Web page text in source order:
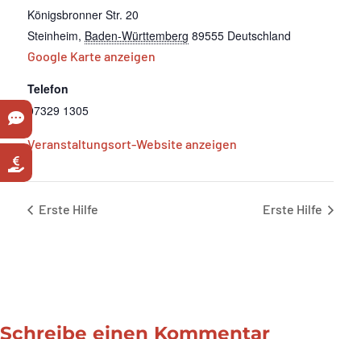
Königsbronner Str. 20
Steinheim, Baden-Württemberg 89555 Deutschland
Google Karte anzeigen
Telefon
07329 1305
Veranstaltungsort-Website anzeigen
Erste Hilfe Erste Hilfe
Schreibe einen Kommentar